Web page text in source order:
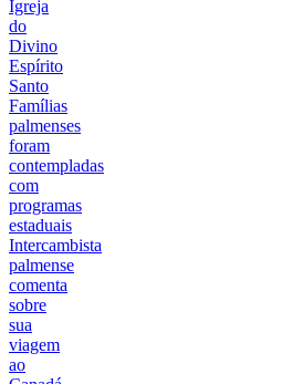
Igreja
do
Divino
Espírito
Santo
Famílias
palmenses
foram
contempladas
com
programas
estaduais
Intercambista
palmense
comenta
sobre
sua
viagem
ao